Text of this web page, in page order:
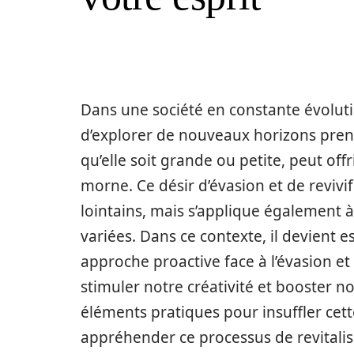
Dans une société en constante
d’explorer de nouveaux horizons
qu’elle soit grande ou petite, peut
morne. Ce désir d’évasion et de
lointains, mais s’applique également
variées. Dans ce contexte, il devient
approche proactive face à l’évasion
stimuler notre créativité et booster
éléments pratiques pour insuffler
appréhender ce processus de